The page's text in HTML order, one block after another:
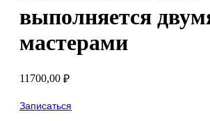
выполняется
мастерами
11700,00 ₽
Записаться